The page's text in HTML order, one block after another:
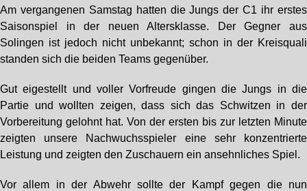
Am vergangenen Samstag hatten die Jungs der C1 ihr erstes
Saisonspiel in der neuen Altersklasse. Der Gegner aus
Solingen ist jedoch nicht unbekannt; schon in der Kreisquali
standen sich die beiden Teams gegenüber.
Gut eigestellt und voller Vorfreude gingen die Jungs in die
Partie und wollten zeigen, dass sich das Schwitzen in der
Vorbereitung gelohnt hat. Von der ersten bis zur letzten Minute
zeigten unsere Nachwuchsspieler eine sehr konzentrierte
Leistung und zeigten den Zuschauern ein ansehnliches Spiel.
Vor allem in der Abwehr sollte der Kampf gegen die nun